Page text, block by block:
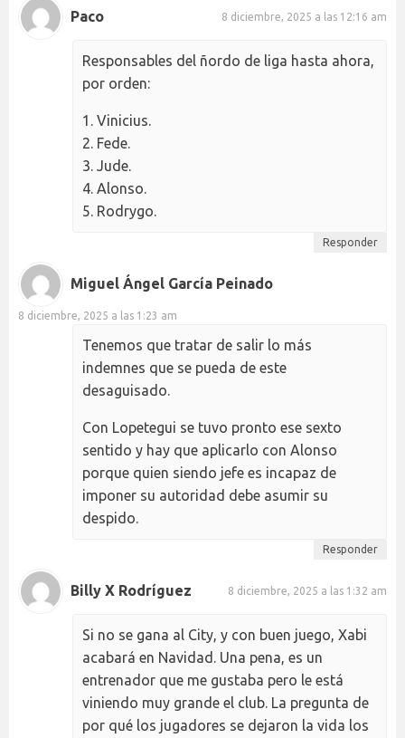
Paco 8 diciembre, 2025 a las 12:16 am
Responsables del ñordo de liga hasta ahora,
por orden:
1. Vinicius.
2. Fede.
3. Jude.
4. Alonso.
5. Rodrygo.
Responder
Miguel Ángel García Peinado
8 diciembre, 2025 a las 1:23 am
Tenemos que tratar de salir lo más
indemnes que se pueda de este
desaguisado.
Con Lopetegui se tuvo pronto ese sexto
sentido y hay que aplicarlo con Alonso
porque quien siendo jefe es incapaz de
imponer su autoridad debe asumir su
despido.
Responder
Billy X Rodríguez 8 diciembre, 2025 a las 1:32 am
Si no se gana al City, y con buen juego, Xabi
acabará en Navidad. Una pena, es un
entrenador que me gustaba pero le está
viniendo muy grande el club. La pregunta de
por qué los jugadores se dejaron la vida los